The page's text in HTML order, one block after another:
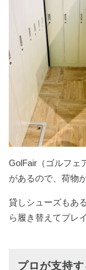
GolFair（ゴルフェ
があるので、荷物
貸しシューズもあ
ら履き替えてプレ
プロが支持